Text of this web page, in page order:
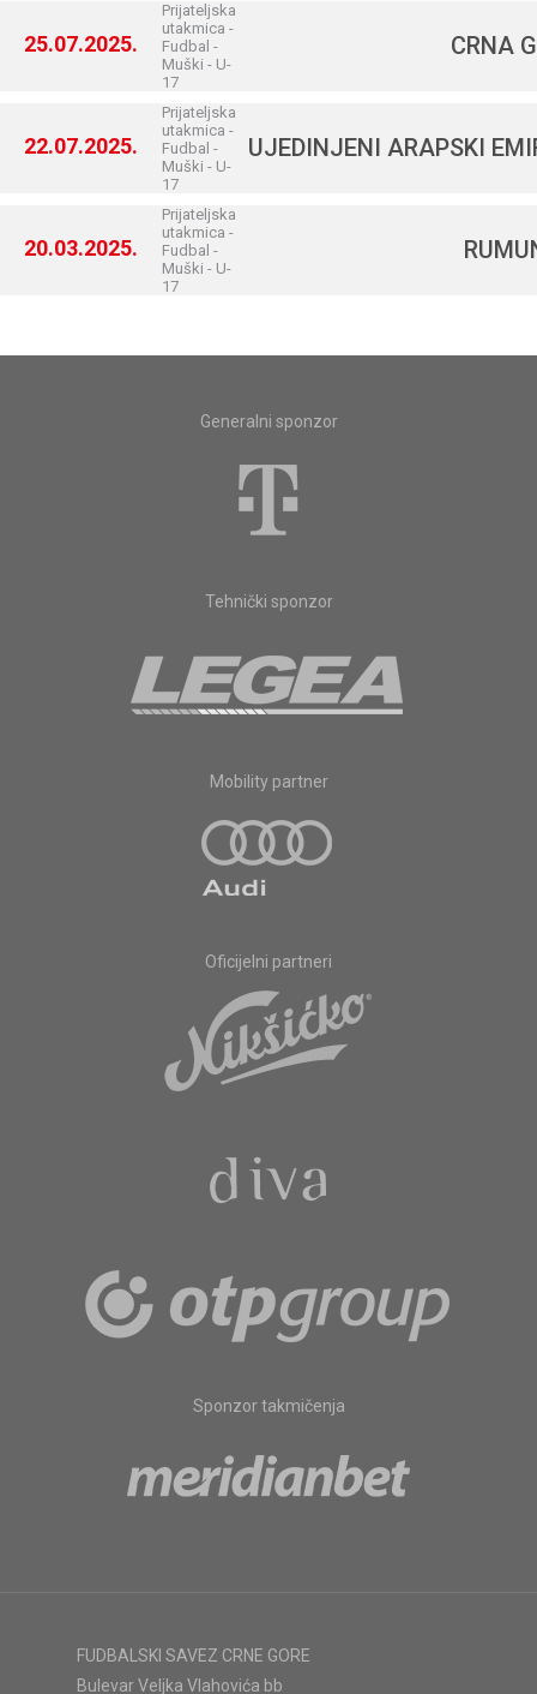
25.07.2025.
Prijateljska
utakmica -
Fudbal -
Muški - U-
17
CRNA
22.07.2025.
Prijateljska
utakmica -
Fudbal -
Muški - U-
17
UJEDINJENI ARAPSKI
20.03.2025.
Prijateljska
utakmica -
Fudbal -
Muški - U-
17
Generalni sponzor
Tehnički sponzor
Mobility partner
Oficijelni partneri
Sponzor takmičenja
FUDBALSKI SAVEZ CRNE GORE
Bulevar Veljka Vlahovića bb